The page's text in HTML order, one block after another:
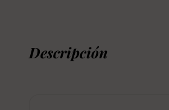
Descripción